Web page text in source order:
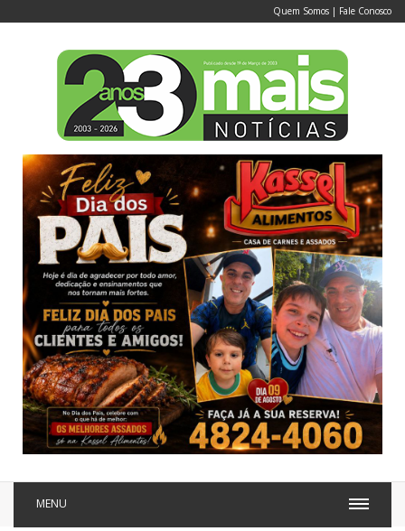
Quem Somos | Fale Conosco
MENU